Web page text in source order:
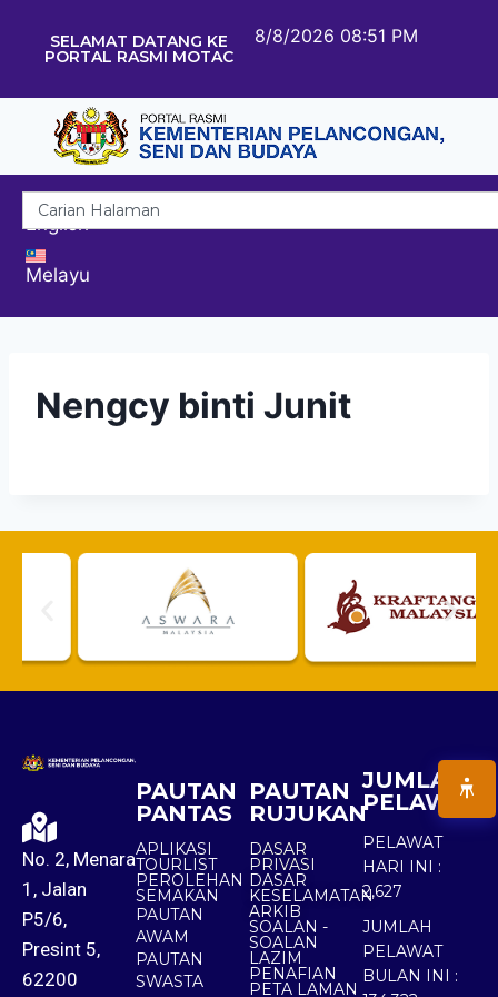
SELAMAT DATANG KE
PORTAL RASMI MOTAC
8/8/2026 08:51 PM
English
Melayu
Nengcy binti Junit
No. 2, Menara
1, Jalan
P5/6,
Presint 5,
62200
PAUTAN
PANTAS
APLIKASI
TOURLIST
PEROLEHAN
SEMAKAN
PAUTAN
AWAM
PAUTAN
SWASTA
PAUTAN
RUJUKAN
DASAR
PRIVASI
DASAR
KESELAMATAN
ARKIB
SOALAN -
SOALAN
LAZIM
PENAFIAN
PETA LAMAN
JUMLAH
PELAWAT
PELAWAT
HARI INI :
2,627
JUMLAH
PELAWAT
BULAN INI :